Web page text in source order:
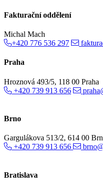
Fakturační oddělení
Michal Mach
+420 776 536 297
Praha
Hroznová 493/5, 118 00 Praha
+420 739 913 656
Brno
Gargulákova 513/2, 614 00
+420 739 913 656
Bratislava